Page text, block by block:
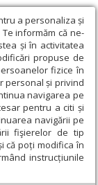
a personaliza și
informăm că ne-
și în activitatea
propuse de
fizice în
personal și privind
navigarea pe
pentru a citi și
navigării pe
fişierelor de tip
că poți modifica în
instrucțiunile
Duminica Sfântului
în